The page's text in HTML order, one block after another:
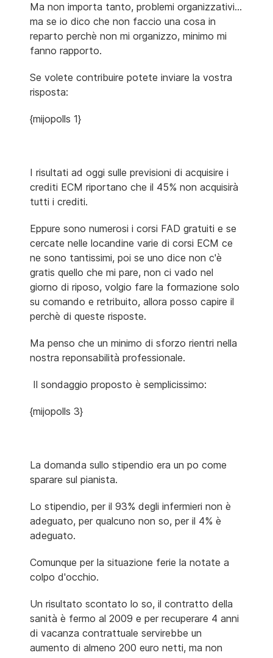
Ma non importa tanto, problemi organizzativi...
ma se io dico che non faccio una cosa in
reparto perchè non mi organizzo, minimo mi
fanno rapporto.
Se volete contribuire potete inviare la vostra
risposta:
{mijopolls 1}
I risultati ad oggi sulle previsioni di acquisire i
crediti ECM riportano che il 45% non acquisirà
tutti i crediti.
Eppure sono numerosi i corsi FAD gratuiti e se
cercate nelle locandine varie di corsi ECM ce
ne sono tantissimi, poi se uno dice non c'è
gratis quello che mi pare, non ci vado nel
giorno di riposo, volgio fare la formazione solo
su comando e retribuito, allora posso capire il
perchè di queste risposte.
Ma penso che un minimo di sforzo rientri nella
nostra reponsabilità professionale.
Il sondaggio proposto è semplicissimo:
{mijopolls 3}
La domanda sullo stipendio era un po come
sparare sul pianista.
Lo stipendio, per il 93% degli infermieri non è
adeguato, per qualcuno non so, per il 4% è
adeguato.
Comunque per la situazione ferie la notate a
colpo d'occhio.
Un risultato scontato lo so, il contratto della
sanità è fermo al 2009 e per recuperare 4 anni
di vacanza contrattuale servirebbe un
aumento di almeno 200 euro netti, ma non